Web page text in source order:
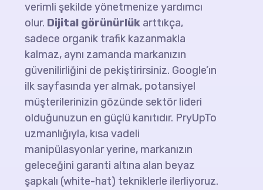
verimli şekilde yönetmenize yardımcı
olur. Dijital görünürlük arttıkça,
sadece organik trafik kazanmakla
kalmaz, aynı zamanda markanızın
güvenilirliğini de pekiştirirsiniz. Google’ın
ilk sayfasında yer almak, potansiyel
müşterilerinizin gözünde sektör lideri
olduğunuzun en güçlü kanıtıdır. PryUpTo
uzmanlığıyla, kısa vadeli
manipülasyonlar yerine, markanızın
geleceğini garanti altına alan beyaz
şapkalı (white-hat) tekniklerle ilerliyoruz.